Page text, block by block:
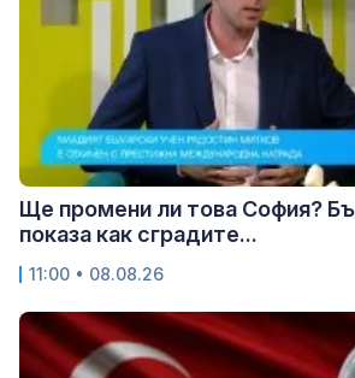
Ще промени ли това София?
показа как сградите...
11:00 • 08.08.26